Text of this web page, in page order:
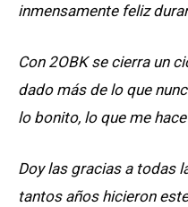
inmensamente feliz
Con 2OBK se cierra un
dado más de lo que
lo bonito, lo que me
Doy las gracias a todas
tantos años hicieron